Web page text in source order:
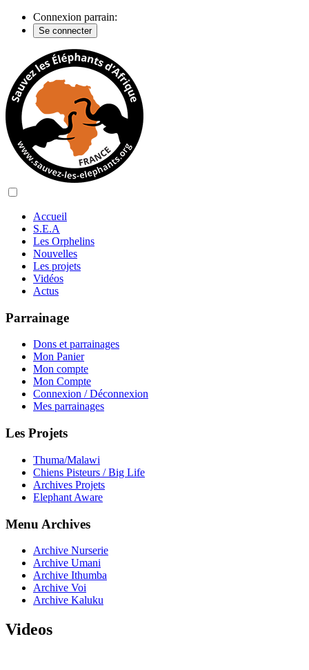
Connexion parrain:
Se connecter
Accueil
S.E.A
Les Orphelins
Nouvelles
Les projets
Vidéos
Actus
Parrainage
Dons et parrainages
Mon Panier
Mon compte
Mon Compte
Connexion / Déconnexion
Mes parrainages
Les Projets
Thuma/Malawi
Chiens Pisteurs / Big Life
Archives Projets
Elephant Aware
Menu Archives
Archive Nurserie
Archive Umani
Archive Ithumba
Archive Voi
Archive Kaluku
Videos